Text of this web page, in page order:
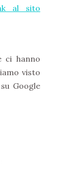
al sito
ci hanno
visto
Google